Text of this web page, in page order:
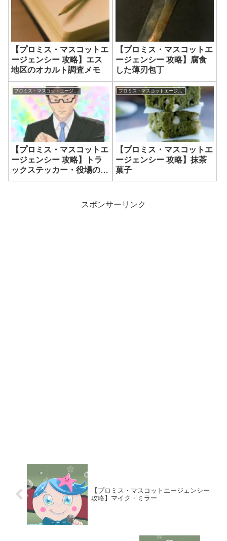
【プロミス・マスコットエ
ージェンシー 攻略】エス
地区のオカルト調査メモ
【プロミス・マスコットエ
ージェンシー 攻略】腐食
した薄刃包丁
プロミス・マスコットエージェンシー
【プロミス・マスコットエ
ージェンシー 攻略】トラ
ックステッカー・役場のサ
トウさん
プロミス・マスコットエージェンシー
【プロミス・マスコットエ
ージェンシー 攻略】抹茶
菓子
スポンサーリンク
【プロミス・マスコットエージェンシー
攻略】マイク・ミラー